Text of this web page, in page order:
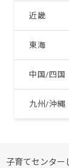
近畿
東海
中国/四国
九州/沖縄
子育てセンター